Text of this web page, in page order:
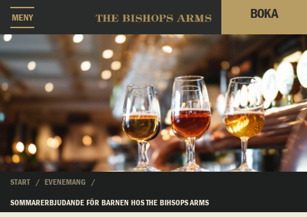
MENY BOKA
START EVENEMANG
SOMMARERBJUDANDE FÖR BARNEN HOS THE BIHSOPS ARMS